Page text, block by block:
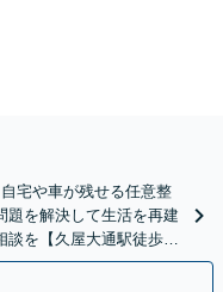
宅や車が残せる任意整
題を解決して生活を再建
談を【久屋大通駅徒歩4